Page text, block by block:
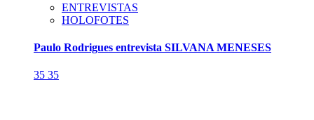
ENTREVISTAS
HOLOFOTES
Paulo Rodrigues entrevista SILVANA MENESES
35 35